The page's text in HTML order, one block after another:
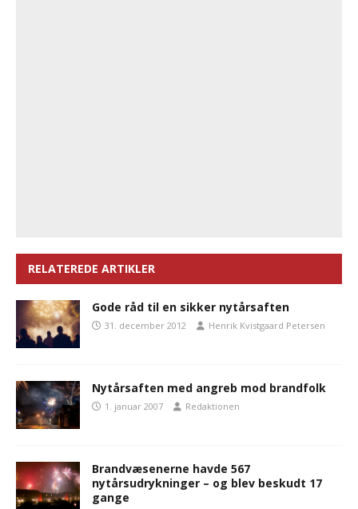
RELATEREDE ARTIKLER
Gode råd til en sikker nytårsaften
31. december 2012 Henrik Kvistgaard Petersen
Nytårsaften med angreb mod brandfolk
1. januar 2007 Redaktionen
Brandvæsenerne havde 567
nytårsudrykninger – og blev beskudt 17
gange